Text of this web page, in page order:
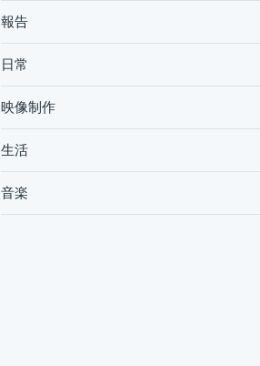
報告
日常
映像制作
生活
音楽